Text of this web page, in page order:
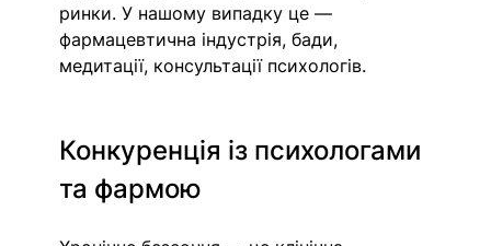
ринки. У нашому випадку це —
фармацевтична індустрія, бади,
медитації, консультації психологів.
Конкуренція із психологами
та фармою